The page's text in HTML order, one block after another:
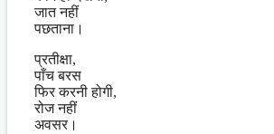
जात नहीं
पछताना।
प्रतीक्षा,
पाँच बरस
फिर करनी होगी,
रोज नहीं
अवसर।